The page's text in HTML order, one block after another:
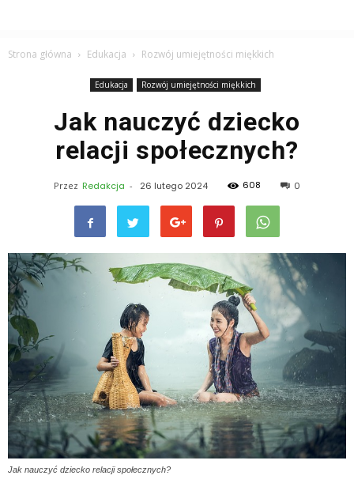
Strona główna Edukacja Rozwój umiejętności miękkich
Edukacja Rozwój umiejętności miękkich
Jak nauczyć dziecko
relacji społecznych?
Przez Redakcja - 26 lutego 2024 608 0
Jak nauczyć dziecko relacji społecznych?